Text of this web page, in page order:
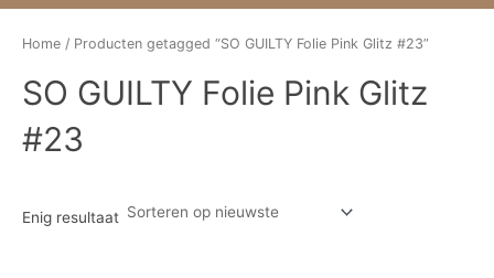
Home / Producten getagged “SO GUILTY Folie Pink Glitz #23”
SO GUILTY Folie Pink Glitz
#23
Enig resultaat